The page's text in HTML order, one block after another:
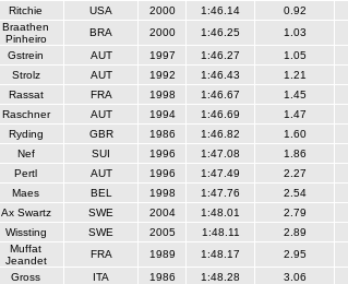
Ritchie USA 2000 1:46.14 0.92
Braathen
Pinheiro
BRA 2000 1:46.25 1.03
Gstrein AUT 1997 1:46.27 1.05
Strolz AUT 1992 1:46.43 1.21
Rassat FRA 1998 1:46.67 1.45
Raschner AUT 1994 1:46.69 1.47
Ryding GBR 1986 1:46.82 1.60
Nef SUI 1996 1:47.08 1.86
Pertl AUT 1996 1:47.49 2.27
Maes BEL 1998 1:47.76 2.54
Ax Swartz SWE 2004 1:48.01 2.79
Wissting SWE 2005 1:48.11 2.89
Muffat
Jeandet
FRA 1989 1:48.17 2.95
Gross ITA 1986 1:48.28 3.06